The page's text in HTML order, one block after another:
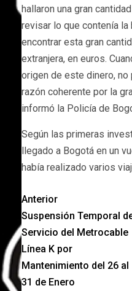
hallaron una gran
revisar lo que contenía
encontrar esta gran
extranjera, en euros.
origen de este dinero, no
razón coherente por la
informó la Policía de
Según las primeras
llegado a Bogotá en un
había realizado varios
Anterior
Suspensión Temporal
Servicio del Metrocable
Línea K por
Mantenimiento del 26 al
31 de Enero